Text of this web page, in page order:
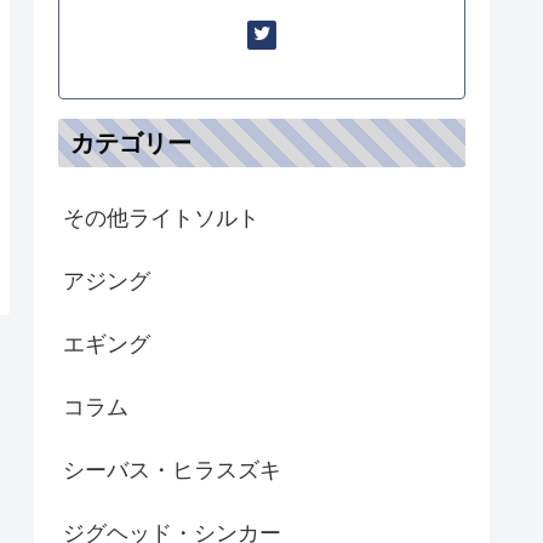
カテゴリー
その他ライトソルト
アジング
エギング
コラム
シーバス・ヒラスズキ
ジグヘッド・シンカー